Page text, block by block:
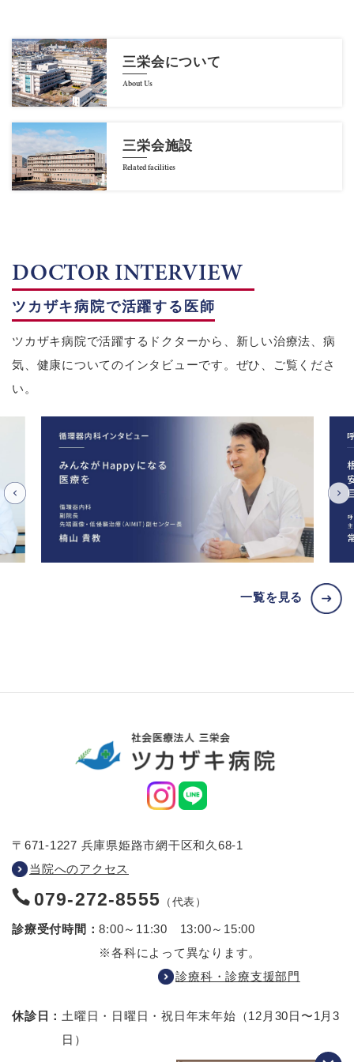
三栄会について
About Us
三栄会施設
Related facilities
DOCTOR INTERVIEW
ツカザキ病院で活躍する医師
ツカザキ病院で活躍するドクターから、新しい治療法、病
気、健康についてのインタビューです。ぜひ、ご覧くださ
い。
一覧を見る
〒671-1227 兵庫県姫路市網干区和久68-1
当院へのアクセス
079-272-8555 （代表）
診療受付時間：8:00～11:30 13:00～15:00
※各科によって異なります。
診療科・診療支援部門
休診日： 土曜日・日曜日・祝日年末年始（12月30日〜1月3
日）